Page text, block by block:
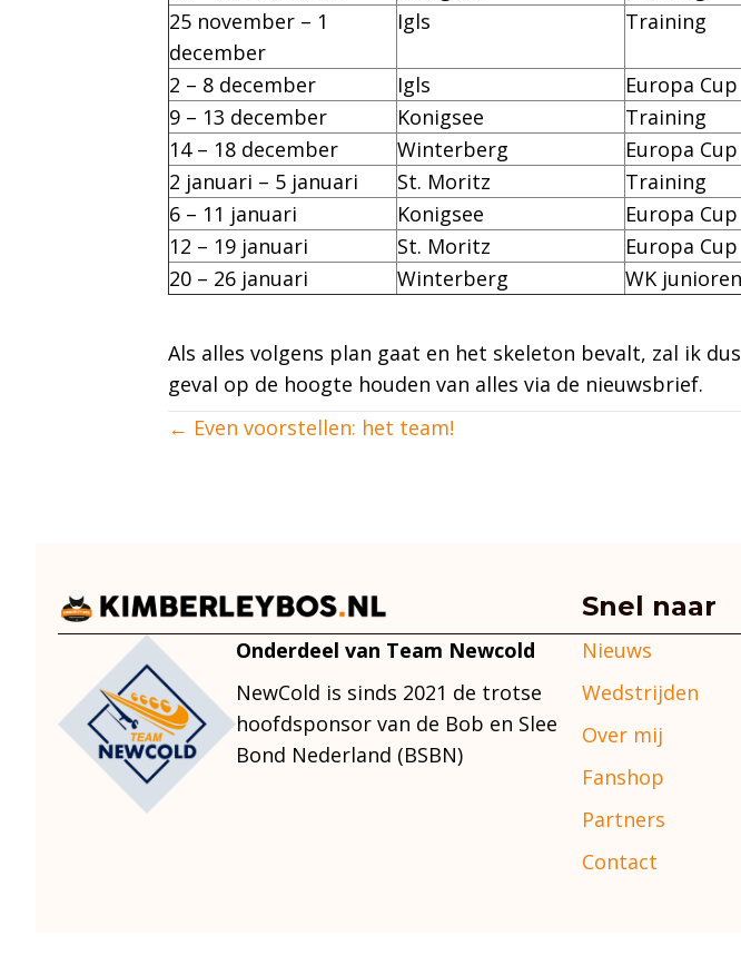
25 november – 1
december
Igls Training
2 – 8 december Igls
Europa Cup
9 – 13 december
Konigsee
Training
14 – 18 december
Winterberg
Europa Cup
2 januari – 5 januari
St. Moritz
Training
6 – 11 januari
Konigsee
Europa Cup
12 – 19 januari
St. Moritz
Europa Cup
20 – 26 januari
Winterberg WK junioren
Als alles volgens plan gaat en het skeleton bevalt, zal ik
geval op de hoogte houden van alles via de nieuwsbrief.
Posts
← Even voorstellen: het team!
Onderdeel van Team Newcold
NewCold is sinds 2021 de trotse
hoofdsponsor van de Bob en Slee
Bond Nederland (BSBN)
Snel naar
Nieuws
Wedstrijden
Over mij
Fanshop
Partners
Contact